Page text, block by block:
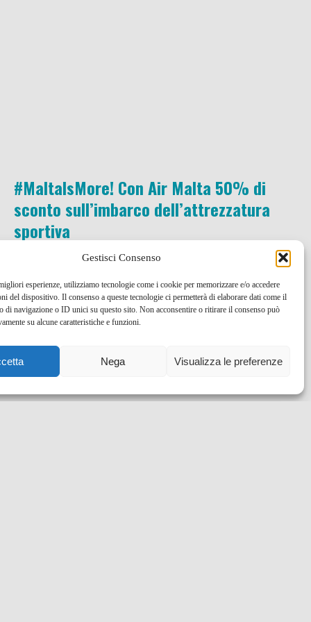
Gestisci Consenso
esperienze, utilizziamo tecnologie come i cookie per memorizzare e/o accedere
del dispositivo. Il consenso a queste tecnologie ci permetterà di elaborare dati come il
di navigazione o ID unici su questo sito. Non acconsentire o ritirare il consenso può
su alcune caratteristiche e funzioni.
Nega Visualizza le preferenze
#MaltaIsMore! Con Air Malta 50% di
sconto sull’imbarco dell’attrezzatura
sportiva
2 Ott , 2014 -Low Cost Trasporto aereo